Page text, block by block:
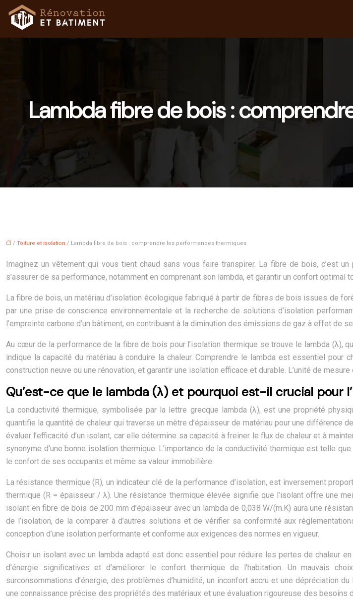
Lambda fibre de bois :
/ Toiture et isolation / Lambda fibre de bois : comprendre les performances thermiques
Imaginez un vêtement qui vous tient chaud sans vous faire transpirer. La fibre de bois, c’est
s’assurer de sa performance, notamment en comprenant son lambda, et garantir un confort optimal
La fibre de bois, un matériau d’isolation écologique fabriqué à partir de fibres de bois issues de
par une prise de conscience environnementale et la recherche de solutions d’isolation
l’empreinte carbone d’un bâtiment, en contribuant à la diminution des émissions de gaz à effet
Au cœur de la performance de la fibre de bois pour l’isolation thermique se trouve le lambda (λ),
indique la capacité du matériau à conduire la chaleur. Comprendre le lambda est essentiel
construction neuve ou une rénovation, et garantir une isolation efficace et durable. L’unité de
Qu’est-ce que le lambda (λ) et pourquoi est-il crucial pour
La conductivité thermique, symbolisée par la lettre grecque lambda (λ), est une propriété
quantifie la quantité de chaleur qui traverse un mètre d’épaisseur de matériau pour une
évaluer l’efficacité d’un isolant, car elle détermine sa capacité à freiner le flux de chaleur et à
synonyme d’une bonne isolation thermique. L’importance de la conductivité thermique est telle
le confort de ses occupants et même sa valeur immobilière.
La résistance thermique (R), un indicateur clé de la performance d’isolation, est inversement
thermique (R = épaisseur / λ). Une résistance thermique élevée signifie que l’isolant offre une
isolant en fibre de bois de 200 mm d’épaisseur avec un lambda de 0,038 W/(m.K) aura une
de l’isolation, de la comparer à d’autres solutions et de vérifier sa conformité aux
conception d’une isolation performante et conforme aux exigences des normes en vigueur.
Choisir un isolant avec un lambda adapté est donc essentiel pour réduire les pertes de chaleur
d’énergie significatives et d’améliorer le confort thermique de l’habitation. Un mauvais
surconsommations d’énergie, des problèmes d’humidité, un inconfort accru et une dépréciation
une connaissance précise des propriétés des matériaux et une évaluation rigoureuse des